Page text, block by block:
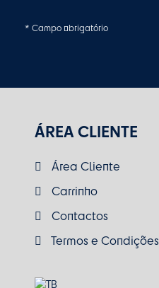
* Campo obrigatório
ÁREA CLIENTE
Área Cliente
Carrinho
Contactos
Termos e Condições